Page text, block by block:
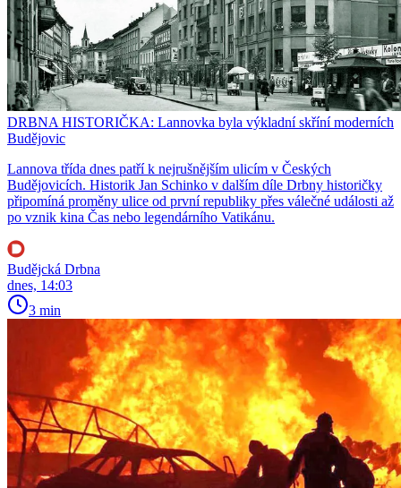
DRBNA HISTORIČKA: Lannovka byla výkladní skříní moderních
Budějovic
Lannova třída dnes patří k nejrušnějším ulicím v Českých
Budějovicích. Historik Jan Schinko v dalším díle Drbny historičky
připomíná proměny ulice od první republiky přes válečné události až
po vznik kina Čas nebo legendárního Vatikánu.
Budějcká Drbna
dnes, 14:03
3 min